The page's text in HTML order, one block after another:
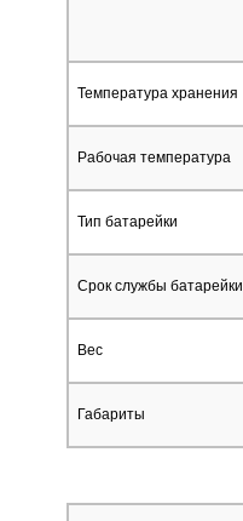
Температура хранения
Рабочая температура
Тип батарейки
Срок службы батарейки
Вес
Габариты